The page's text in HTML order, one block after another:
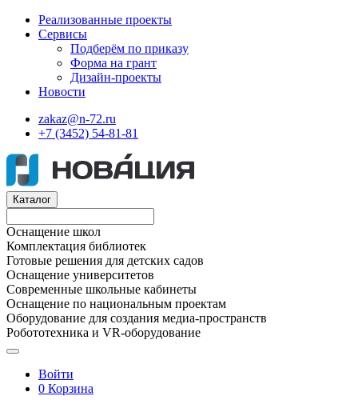
Реализованные проекты
Сервисы
Подберём по приказу
Форма на грант
Дизайн-проекты
Новости
zakaz@n-72.ru
+7 (3452) 54-81-81
Каталог
Оснащение школ
Комплектация библиотек
Готовые решения для детских садов
Оснащение университетов
Современные школьные кабинеты
Оснащение по национальным проектам
Оборудование для создания медиа-пространств
Робототехника и VR-оборудование
Войти
0 Корзина